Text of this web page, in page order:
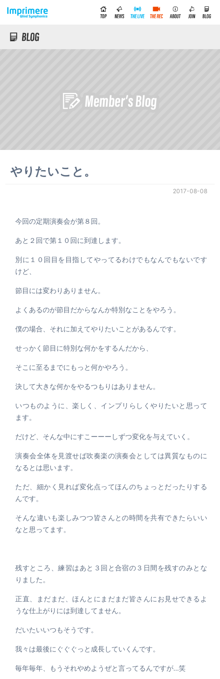
やりたいこと。
2017-08-08
今回の定期演奏会が第８回。
あと２回で第１０回に到達します。
別に１０回目を目指してやってるわけでもなんでもないです
けど、
節目には変わりありません。
よくあるのが節目だからなんか特別なことをやろう。
僕の場合、それに加えてやりたいことがあるんです。
せっかく節目に特別な何かをするんだから、
そこに至るまでにもっと何かやろう。
決して大きな何かをやるつもりはありません。
いつものように、楽しく、インプリらしくやりたいと思って
ます。
だけど、そんな中にすこーーーしずつ変化を与えていく。
演奏会全体を見渡せば吹奏楽の演奏会としては異質なものに
なるとは思います。
ただ、細かく見れば変化点ってほんのちょっとだったりする
んです。
そんな違いも楽しみつつ皆さんとの時間を共有できたらいい
なと思ってます。
残すところ、練習はあと３回と合宿の３日間を残すのみとな
りました。
正直、まだまだ、ほんとにまだまだ皆さんにお見せできるよ
うな仕上がりには到達してません。
だいたいいつもそうです。
我々は最後にぐぐぐっと成長していくんです。
毎年毎年、もうそれやめようぜと言ってるんですが…笑